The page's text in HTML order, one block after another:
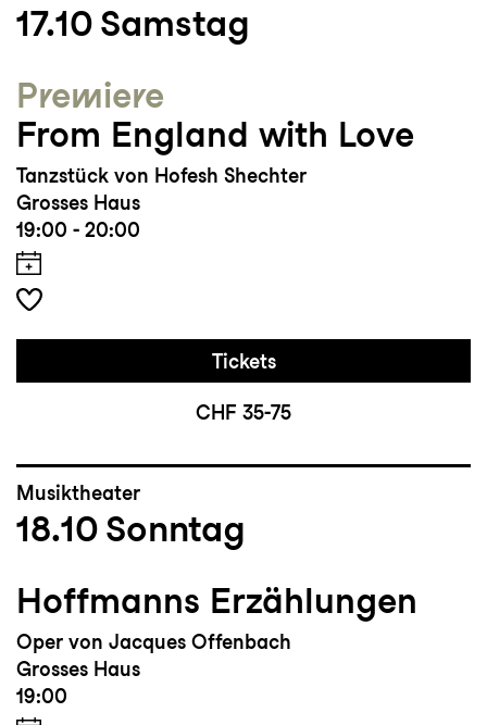
17.10 Samstag
Premiere
From England with Love
Tanzstück von Hofesh Shechter
Grosses Haus
19:00 - 20:00
Tickets
CHF 35-75
Musiktheater
18.10 Sonntag
Hoffmanns Erzählungen
Oper von Jacques Offenbach
Grosses Haus
19:00